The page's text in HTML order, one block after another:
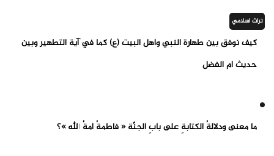
تراث اسلامي
كيف نوفق بين طهارة النبي وأهل البيت (ع) كما في آية التطهير وبين
حديث أم الفضل
ما معنى ودلالةُ الكتابةِ على بابِ الجنّة « فاطمةُ أمةُ الله »؟